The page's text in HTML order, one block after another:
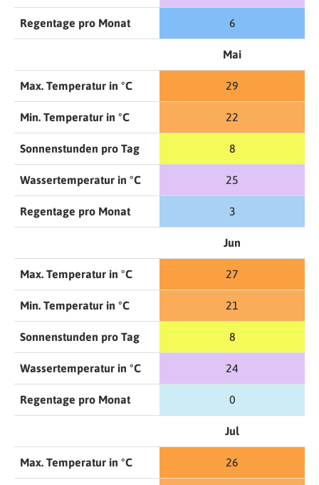
Regentage pro Monat 6
Mai
Max. Temperatur in °C 29
Min. Temperatur in °C 22
Sonnenstunden pro Tag 8
Wassertemperatur in °C 25
Regentage pro Monat 3
Jun
Max. Temperatur in °C 27
Min. Temperatur in °C 21
Sonnenstunden pro Tag 8
Wassertemperatur in °C 24
Regentage pro Monat 0
Jul
Max. Temperatur in °C 26